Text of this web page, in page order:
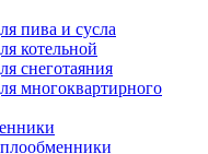
пива и сусла
котельной
снеготаяния
многоквартирного